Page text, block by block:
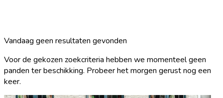
Vandaag geen resultaten gevonden
Voor de gekozen zoekcriteria hebben we momenteel geen
panden ter beschikking. Probeer het morgen gerust nog een
keer.